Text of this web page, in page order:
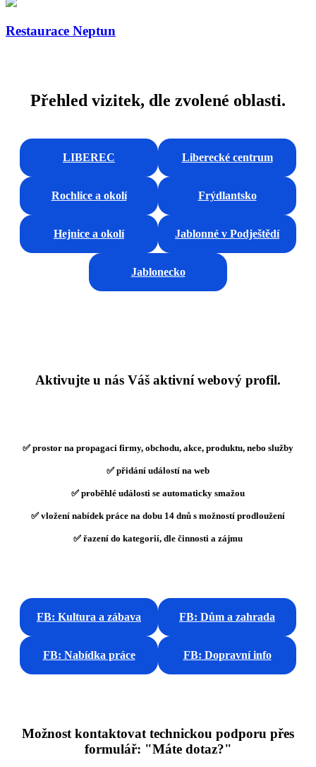
Restaurace Neptun
Přehled vizitek, dle zvolené oblasti.
LIBEREC Liberecké centrum
Rochlice a okolí Frýdlantsko
Hejnice a okolí Jablonné v Podještědí
Jablonecko
Aktivujte u nás Váš aktivní webový profil.
✅ prostor na propagaci firmy, obchodu, akce, produktu, nebo služby
✅ přidání událostí na web
✅ proběhlé události se automaticky smažou
✅ vložení nabídek práce na dobu 14 dnů s možností prodloužení
✅ řazení do kategorií, dle činnosti a zájmu
FB: Kultura a zábava FB: Dům a zahrada
FB: Nabídka práce FB: Dopravní info
Možnost kontaktovat technickou podporu přes
formulář: "Máte dotaz?"